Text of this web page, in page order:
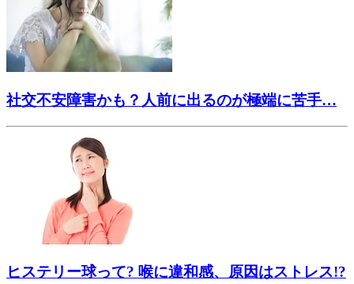
社交不安障害かも？人前に出るのが極端に苦手…
ヒステリー球って? 喉に違和感、原因はストレス!?